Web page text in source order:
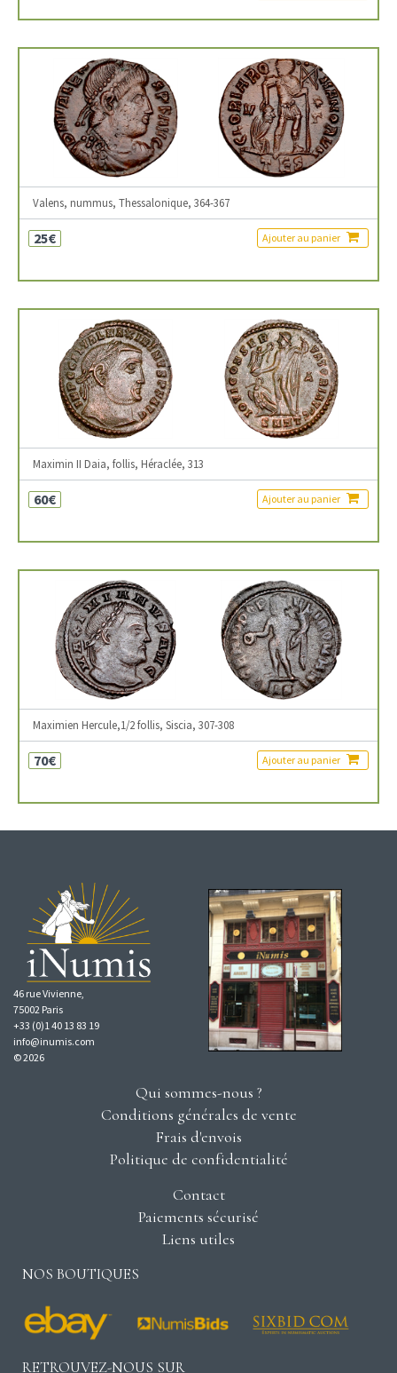
Valens, nummus, Thessalonique, 364-367
25€ Ajouter au panier
Maximin II Daia, follis, Héraclée, 313
60€ Ajouter au panier
Maximien Hercule,1/2 follis, Siscia, 307-308
70€ Ajouter au panier
46 rue Vivienne,
75002 Paris
+33 (0)1 40 13 83 19
info@inumis.com
© 2026
Qui sommes-nous ?
Conditions générales de vente
Frais d'envois
Politique de confidentialité
Contact
Paiements sécurisé
Liens utiles
NOS BOUTIQUES
RETROUVEZ-NOUS SUR